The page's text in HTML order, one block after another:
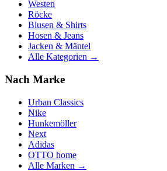
Westen
Röcke
Blusen & Shirts
Hosen & Jeans
Jacken & Mäntel
Alle Kategorien →
Nach Marke
Urban Classics
Nike
Hunkemöller
Next
Adidas
OTTO home
Alle Marken →